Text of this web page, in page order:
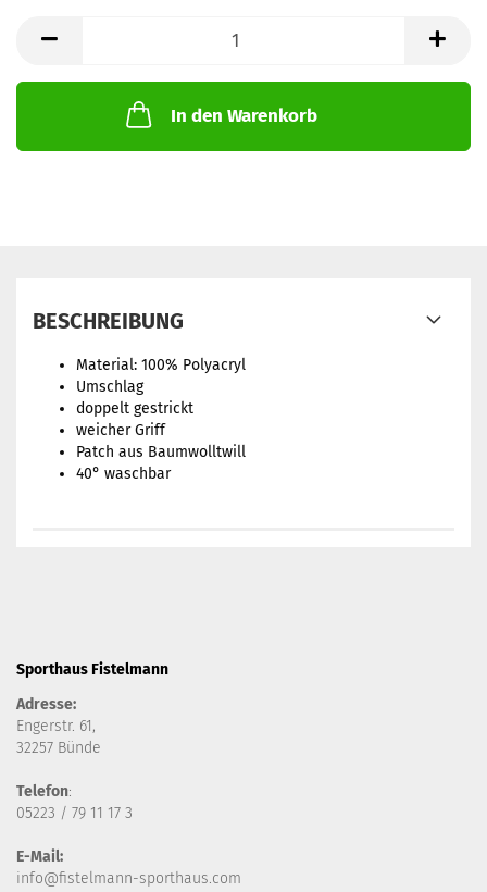
In den Warenkorb
BESCHREIBUNG
Material: 100% Polyacryl
Umschlag
doppelt gestrickt
weicher Griff
Patch aus Baumwolltwill
40° waschbar
Sporthaus Fistelmann
Adresse:
Engerstr. 61,
32257 Bünde
Telefon:
05223 / 79 11 17 3
E-Mail:
info@fistelmann-sporthaus.com